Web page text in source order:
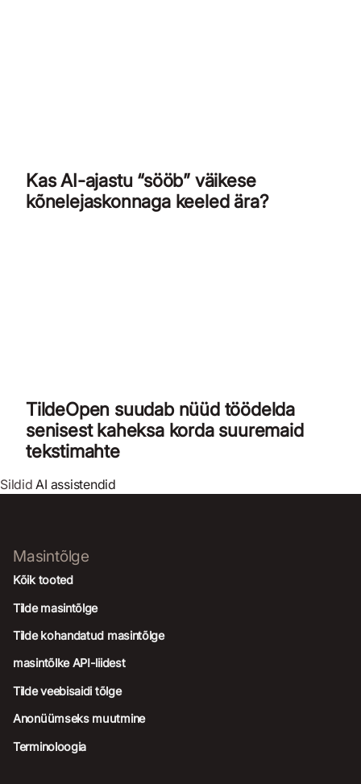
Kas AI-ajastu “sööb” väikese
kõnelejaskonnaga keeled ära?
TildeOpen suudab nüüd töödelda
senisest kaheksa korda suuremaid
tekstimahte
SildidAI assistendid
Masintõlge
Kõik tooted
Tilde masintõlge
Tilde kohandatud masintõlge
masintõlke API-liidest
Tilde veebisaidi tõlge
Anonüümseks muutmine
Terminoloogia